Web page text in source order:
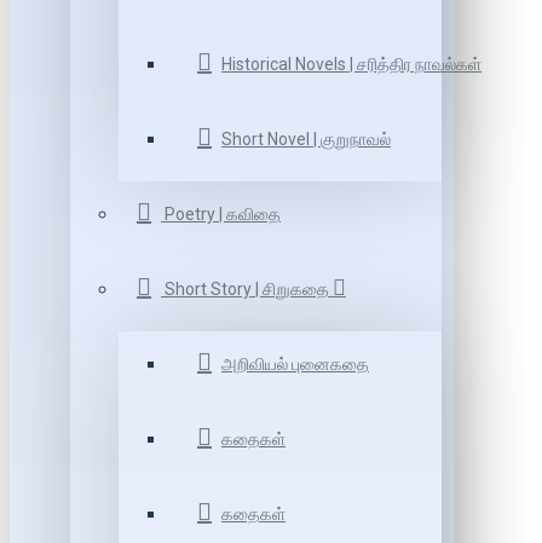
Historical Novels | சரித்திர நாவல்கள்
Short Novel | குறுநாவல்
Poetry | கவிதை
Short Story | சிறுகதை
அறிவியல் புனைகதை
கதைகள்
கதைகள்